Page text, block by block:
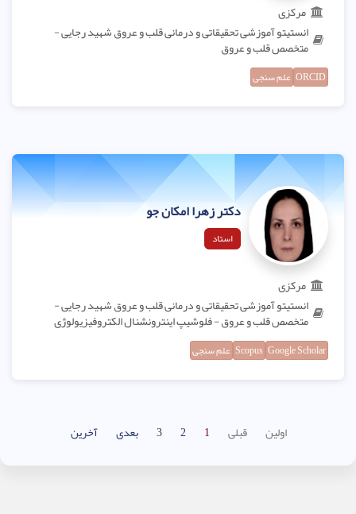
مرکزی
انستیتو آموزشی تحقیقاتی و درمانی قلب و عروق شهید رجایی -
متخصص قلب و عروق
ORCID علم سنجی
دکتر زهرا امکان جو
استاد
مرکزی
انستیتو آموزشی تحقیقاتی و درمانی قلب و عروق شهید رجایی -
متخصص قلب و عروق - فلوشیپ اینترونشنال الکتروفیزیولوژی
Google Scholar
Scopus علم سنجی
اولین قبلی 1
2
3 بعدی آخرین